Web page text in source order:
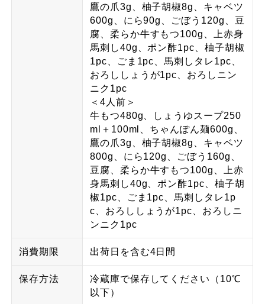
鷹の爪3g、柚子胡椒8g、キャベツ
600g、にら90g、ごぼう120g、豆
腐、柔らか牛すもつ100g、上赤身
馬刺し40g、ポン酢1pc、柚子胡椒
1pc、ごま1pc、馬刺しタレ1pc、
おろししょうが1pc、おろしニン
ニク1pc
＜4人前＞
牛もつ480g、しょうゆスープ250
ml＋100ml、ちゃんぽん麺600g、
鷹の爪3g、柚子胡椒8g、キャベツ
800g、にら120g、ごぼう160g、
豆腐、柔らか牛すもつ100g、上赤
身馬刺し40g、ポン酢1pc、柚子胡
椒1pc、ごま1pc、馬刺しタレ1p
c、おろししょうが1pc、おろしニ
ンニク1pc
消費期限 出荷日を含む4日間
保存方法
冷蔵庫で保存してください（10℃
以下）